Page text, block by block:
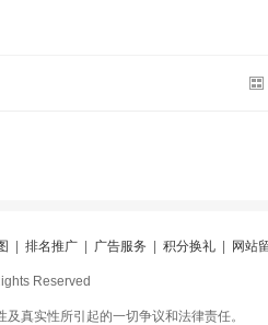
排名推广 广告服务 积分换礼 网站
Reserved
真实性所引起的一切争议和法律责任。